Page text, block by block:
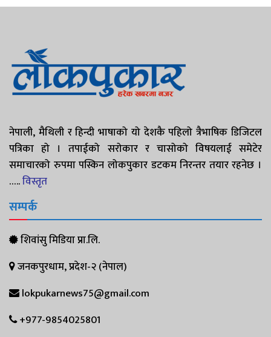
नेपाली, मैथिली र हिन्दी भाषाको यो देशकै पहिलो त्रैभाषिक डिजिटल
पत्रिका हो । तपाईको सरोकार र चासोको विषयलाई समेटेर
समाचारको रुपमा पस्किन लोकपुकार डटकम निरन्तर तयार रहनेछ ।
…..विस्तृत
सम्पर्क
शिवांसु मिडिया प्रा.लि.
जनकपुरधाम, प्रदेश-२ (नेपाल)
lokpukarnews75@gmail.com
+977-9854025801